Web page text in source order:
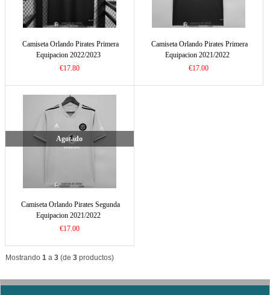
Camiseta Orlando Pirates Primera
Equipacion 2022/2023
€17.80
Camiseta Orlando Pirates Primera
Equipacion 2021/2022
€17.00
Agotado
Camiseta Orlando Pirates Segunda
Equipacion 2021/2022
€17.00
Mostrando 1a 3(de 3productos)